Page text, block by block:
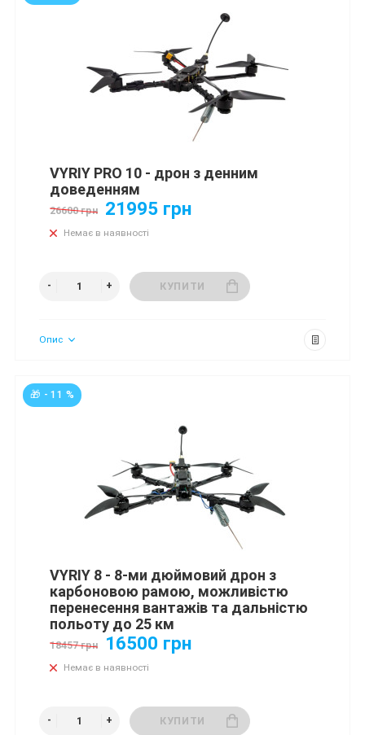
VYRIY PRO 10 - дрон з денним
доведенням
26600 грн 21995 грн
Немає в наявності
КУПИТИ
Опис
🎁 - 11 %
VYRIY 8 - 8-ми дюймовий дрон з
карбоновою рамою, можливістю
перенесення вантажів та дальністю
польоту до 25 км
18457 грн 16500 грн
Немає в наявності
КУПИТИ